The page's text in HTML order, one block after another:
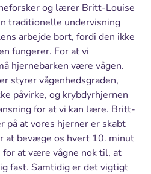
og lærer Britt-Louise
traditionelle undervisning
arbejde bort, fordi den ikke
fungerer. For at vi
hjernebarken være vågen.
styrer vågenhedsgraden,
påvirke, og krybdyrhjernen
for at vi kan lære. Britt-
på at vores hjerner er skabt
at bevæge os hvert 10. minut
at være vågne nok til, at
fast. Samtidig er det vigtigt